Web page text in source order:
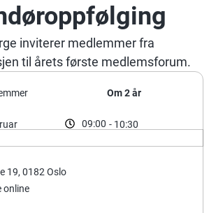
inviterer medlemmer fra
til årets første medlemsforum.
Om 2 år
09:00 - 10:30
19, 0182 Oslo
online